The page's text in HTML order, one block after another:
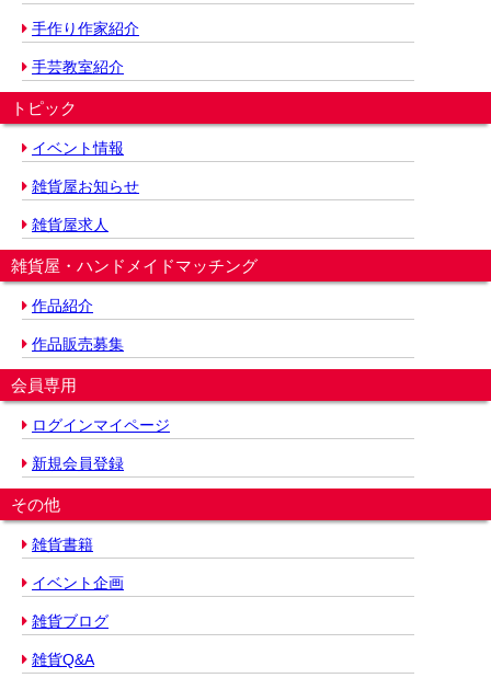
手作り作家紹介
手芸教室紹介
トピック
イベント情報
雑貨屋お知らせ
雑貨屋求人
雑貨屋・ハンドメイドマッチング
作品紹介
作品販売募集
会員専用
ログインマイページ
新規会員登録
その他
雑貨書籍
イベント企画
雑貨ブログ
雑貨Q&A